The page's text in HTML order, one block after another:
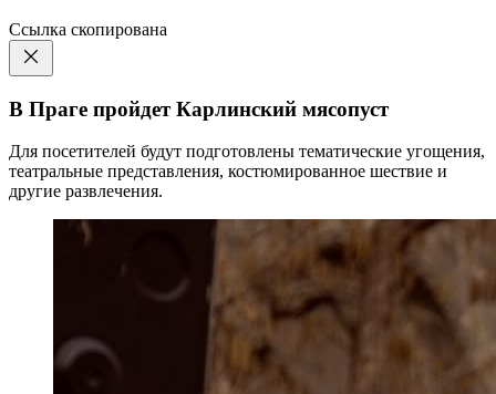
Ссылка скопирована
В Праге пройдет Карлинский мясопуст
Для посетителей будут подготовлены тематические угощения,
театральные представления, костюмированное шествие и
другие развлечения.